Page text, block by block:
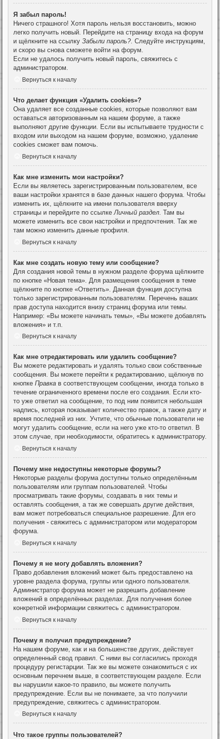
Я забыл пароль!
Ничего страшного! Хотя пароль нельзя восстановить, можно
легко получить новый. Перейдите на страницу входа на форум
и щёлкните на ссылку Забыли пароль?. Следуйте инструкциям,
и скоро вы снова сможете войти на форум.
Если не удалось получить новый пароль, свяжитесь с
администратором.
Вернуться к началу
Что делает функция «Удалить cookies»?
Она удаляет все созданные cookies, которые позволяют вам
оставаться авторизованным на нашем форуме, а также
выполняют другие функции. Если вы испытываете трудности с
входом или выходом на нашем форуме, возможно, удаление
cookies сможет вам помочь.
Вернуться к началу
Как мне изменить мои настройки?
Если вы являетесь зарегистрированным пользователем, все
ваши настройки хранятся в базе данных нашего форума. Чтобы
изменить их, щёлкните на имени пользователя вверху
страницы и перейдите по ссылке Личный раздел . Там вы
можете изменить все свои настройки и предпочтения. Так же
там можно изменить данные профиля.
Вернуться к началу
Как мне создать новую тему или сообщение?
Для создания новой темы в нужном разделе форума щёлкните
по кнопке «Новая тема». Для размещения сообщения в теме
щёлкните по кнопке «Ответить». Данная функция доступна
только зарегистрированным пользователям. Перечень ваших
прав доступа находится внизу страниц форума или темы.
Например: «Вы можете начинать темы», «Вы можете добавлять
вложения» и т.п.
Вернуться к началу
Как мне отредактировать или удалить сообщение?
Вы можете редактировать и удалять только свои собственные
сообщения. Вы можете перейти к редактированию, щёлкнув по
кнопке Правка в соответствующем сообщении, иногда только в
течение ограниченного времени после его создания. Если кто-
то уже ответил на сообщение, то под ним появится небольшая
надпись, которая показывает количество правок, а также дату и
время последней из них. Учтите, что обычные пользователи не
могут удалить сообщение, если на него уже кто-то ответил. В
этом случае, при необходимости, обратитесь к администратору.
Вернуться к началу
Почему мне недоступны некоторые форумы?
Некоторые разделы форума доступны только определённым
пользователям или группам пользователей. Чтобы
просматривать такие форумы, создавать в них темы и
оставлять сообщения, а так же совершать другие действия,
вам может потребоваться специальное разрешение. Для его
получения - свяжитесь с администратором или модератором
форума.
Вернуться к началу
Почему я не могу добавлять вложения?
Право добавления вложений может быть предоставлено на
уровне раздела форума, группы или одного пользователя.
Администратор форума может не разрешить добавление
вложений в определённых разделах. Для получения более
конкретной информации свяжитесь с администратором.
Вернуться к началу
Почему я получил предупреждение?
На нашем форуме, как и на большенстве других, действует
определенный свод правил. С ними вы согласились проходя
процедуру регистарции. Так же вы можете ознакомиться с их
основным перечнем выше, в соответствующем разделе. Если
вы нарушили какое-то правило, вы можете получить
предупреждение. Если вы не понимаете, за что получили
предупреждение, свяжитесь с администратором.
Вернуться к началу
Что такое группы пользователей?